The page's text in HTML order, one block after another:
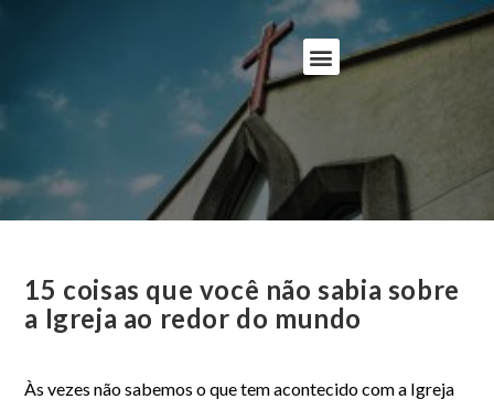
15 coisas que você não sabia sobre
a Igreja ao redor do mundo
Às vezes não sabemos o que tem acontecido com a Igreja